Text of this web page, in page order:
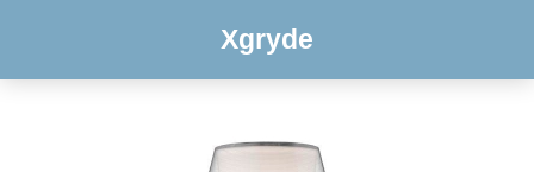
Xgryde